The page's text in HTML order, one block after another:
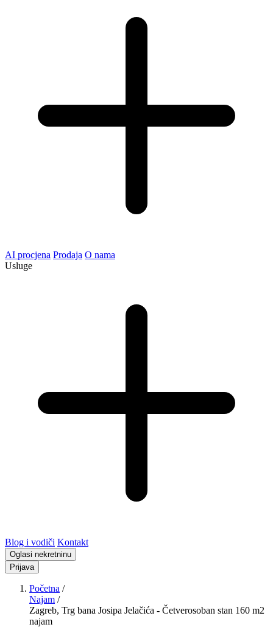
AI procjena Prodaja O nama
Usluge
Blog i vodiči Kontakt
Oglasi nekretninu
Prijava
Početna /
Najam /
Zagreb, Trg bana Josipa Jelačića - Četverosoban stan 160 m2
najam